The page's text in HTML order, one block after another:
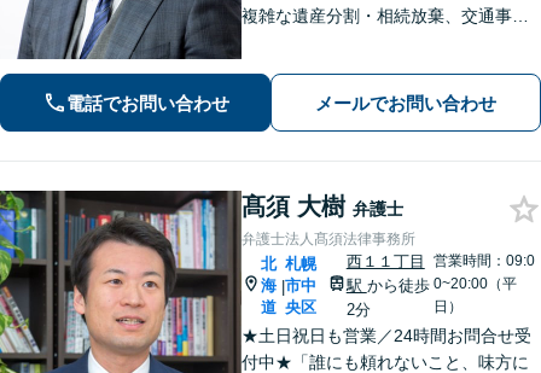
複雑な遺産分割・相続放棄、交通事故
て、法的にサポートいたします。【西1
1丁目駅徒歩5分】
電話でお問い合わせ メールでお問い合わせ
髙須 大樹 弁護士
弁護士法人髙須法律事務所
北
海
道
|
札幌
市中
央区
西１１丁目
駅 から徒歩
2分
営業時間：09:0
0~20:00（平
日）
★土日祝日も営業／24時間お問合せ受
付中★「誰にも頼れないこと、味方に